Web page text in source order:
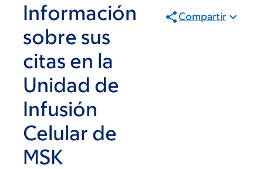
Información
sobre sus
citas en la
Unidad de
Infusión
Celular de
MSK
Compartir